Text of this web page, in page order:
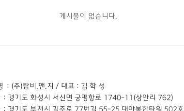
게시물이 없습니다.
: (주)탑비.앤.지 / 대표 : 김 학 성
: 경기도 화성시 서신면 궁평항로 1740-11(상안리 762)
: 경기도 부천시 길주로 77번길 55-25 대야복합타워 502호